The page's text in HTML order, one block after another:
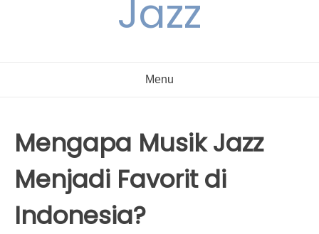
Jazz
Menu
Mengapa Musik Jazz
Menjadi Favorit di
Indonesia?